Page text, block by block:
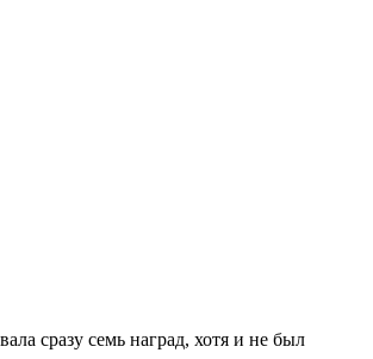
сразу семь наград, хотя и не был